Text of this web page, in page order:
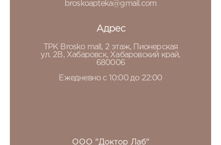
broskoapteka@gmail.com
Адрес
ТРК Brosko mall, 2 этаж, Пионерская
ул. 2В, Хабаровск, Хабаровский край,
680006
Ежедневно с 10:00 до 22:00
ООО "Доктор Лаб"